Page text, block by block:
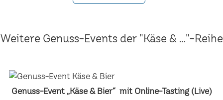
Weitere Genuss-Events der "Käse & ..."-Reihe
Genuss-Event „Käse & Bier“ mit Online-Tasting (Live)